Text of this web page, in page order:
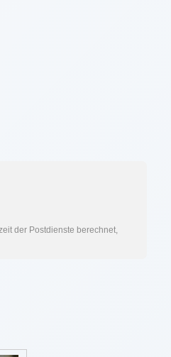
der Postdienste berechnet,